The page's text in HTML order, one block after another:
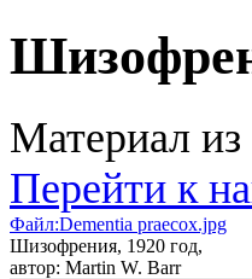
Материал
Перейти к
Файл:Dementia praecox.jpg
Шизофрения, 1920 год,
автор: Martin W. Barr